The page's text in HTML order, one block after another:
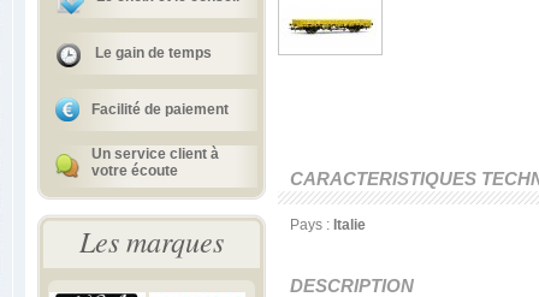
Le gain de temps
Facilité de paiement
Un service client à
votre écoute
Les marques
CARACTERISTIQUES
Pays : Italie
DESCRIPTION